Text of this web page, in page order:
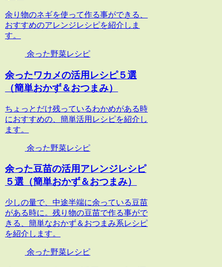
余り物のネギを使って作る事ができる、
おすすめのアレンジレシピを紹介しま
す。
余った野菜レシピ
余ったワカメの活用レシピ５選
（簡単おかず＆おつまみ）
ちょっとだけ残っているわかめがある時
におすすめの、簡単活用レシピを紹介し
ます。
余った野菜レシピ
余った豆苗の活用アレンジレシピ
５選（簡単おかず＆おつまみ）
少しの量で、中途半端に余っている豆苗
がある時に。残り物の豆苗で作る事がで
きる、簡単なおかず＆おつまみ系レシピ
を紹介します。
余った野菜レシピ